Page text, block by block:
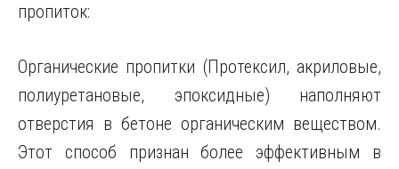
пропиток:
Органические пропитки (Протексил, акриловые,
полиуретановые, эпоксидные) наполняют
отверстия в бетоне органическим веществом.
Этот способ признан более эффективным в